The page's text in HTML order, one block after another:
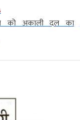
को अकाली दल का